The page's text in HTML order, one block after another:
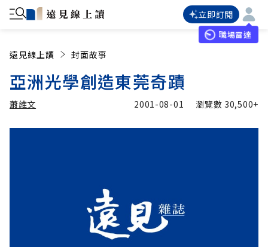
立即訂閱
職場雷達
遠見線上讀 封面故事
亞洲光學創造東莞奇蹟
蕭維文 2001-08-01 瀏覽數 30,500+